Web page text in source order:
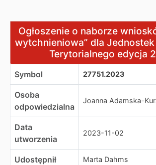
Ogłoszenie o naborze wniosków
Ogłoszenie o naborze
wytchnieniowa” dla
Terytorialnego edycja
Symbol 27751.2023
Osoba
odpowiedzialna
Joanna Adamska-
Data
utworzenia
2023-11-02
Udostępnił Marta Dahms